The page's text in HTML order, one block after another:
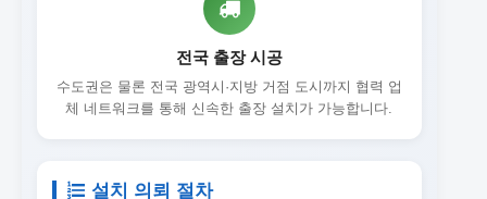
전국 출장 시공
수도권은 물론 전국 광역시·지방 거점 도시까지 협력 업
체 네트워크를 통해 신속한 출장 설치가 가능합니다.
설치 의뢰 절차